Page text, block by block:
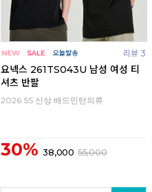
리뷰 3
요넥스 261TS043U 남성 여성 티
셔츠 반팔
2026 SS 신상 배드민턴의류
30% 38,000 55,000